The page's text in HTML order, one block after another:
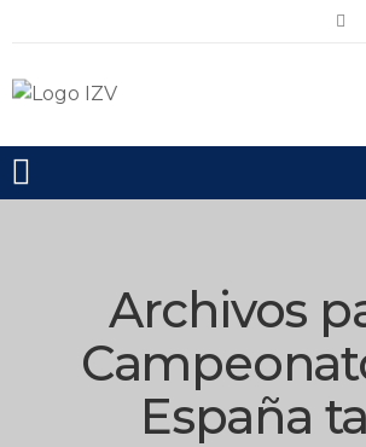
Toggle mobile
Archivos
España